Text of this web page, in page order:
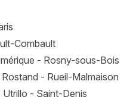
Combault
- Rosny-sous-Bois
- Rueil-Malmaison
- Saint-Denis